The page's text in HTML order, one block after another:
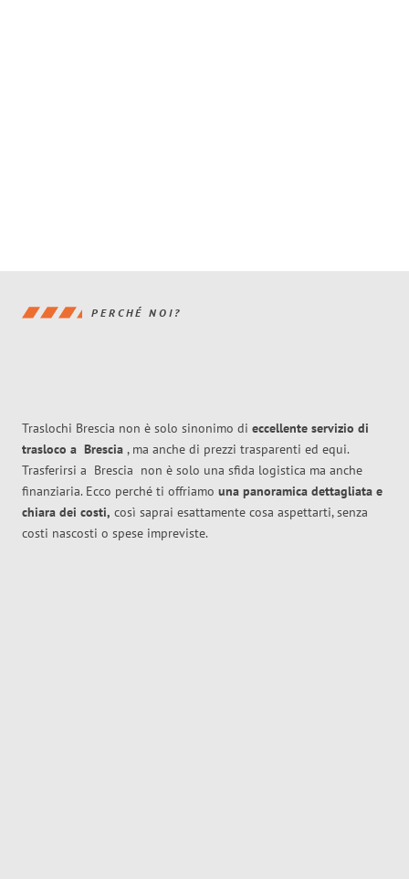
PERCHÉ NOI?
Traslochi Brescia non è solo sinonimo di eccellente servizio di
trasloco a Brescia , ma anche di prezzi trasparenti ed equi.
Trasferirsi a Brescia non è solo una sfida logistica ma anche
finanziaria. Ecco perché ti offriamo una panoramica dettagliata e
chiara dei costi, così saprai esattamente cosa aspettarti, senza
costi nascosti o spese impreviste.